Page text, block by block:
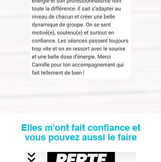
Elles m'ont fait confiance et
vous pouvez aussi le faire